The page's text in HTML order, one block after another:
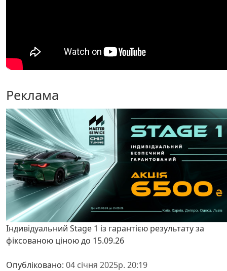
Реклама
Індивідуальний Stage 1 із гарантією результату за
фіксованою ціною до 15.09.26
Опубліковано: 04 січня 2025р. 20:19